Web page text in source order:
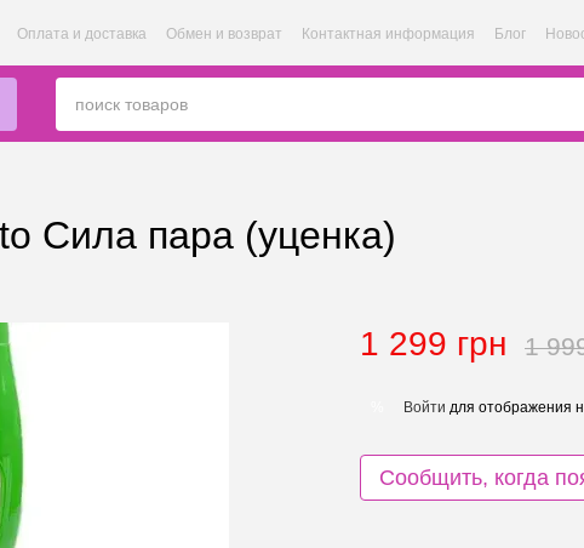
Оплата и доставка Обмен и возврат Контактная информация Блог
Сила пара (уценка)
1 299 грн 1
Войти для отображения
Сообщить, когда